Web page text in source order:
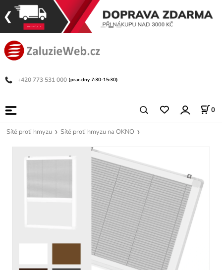
+420 773 531 000 (prac.dny 7:30-15:30)
0
Sítě proti hmyzu Sítě proti hmyzu na OKNO